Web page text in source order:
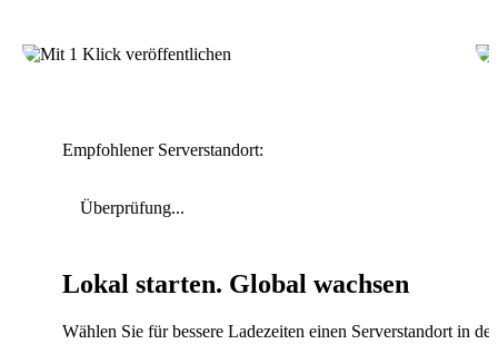
Empfohlener Serverstandort:
Überprüfung...
Lokal starten. Global wachsen
Wählen Sie für bessere Ladezeiten einen Serverstandort in